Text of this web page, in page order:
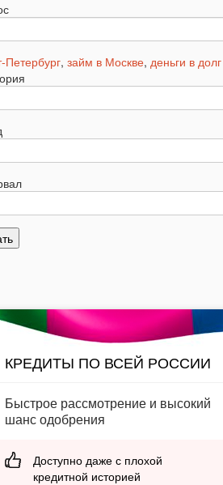
Петербург, займ в Москве, деньги в долг
КРЕДИТЫ ПО ВСЕЙ РОССИИ
Быстрое рассмотрение и высокий
шанс одобрения
Доступно даже с плохой
кредитной историей